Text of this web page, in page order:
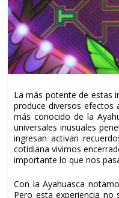
La más potente de estas
produce diversos efectos
más conocido de la
universales inusuales
ingresan activan
cotidiana vivimos
importante lo que nos
Con laAyahuasca
Pero esta experiencia